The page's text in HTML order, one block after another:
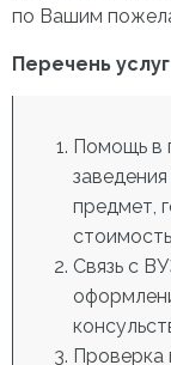
по Вашим
Перечень
Помощь в
предмет,
Связь с
Проверка